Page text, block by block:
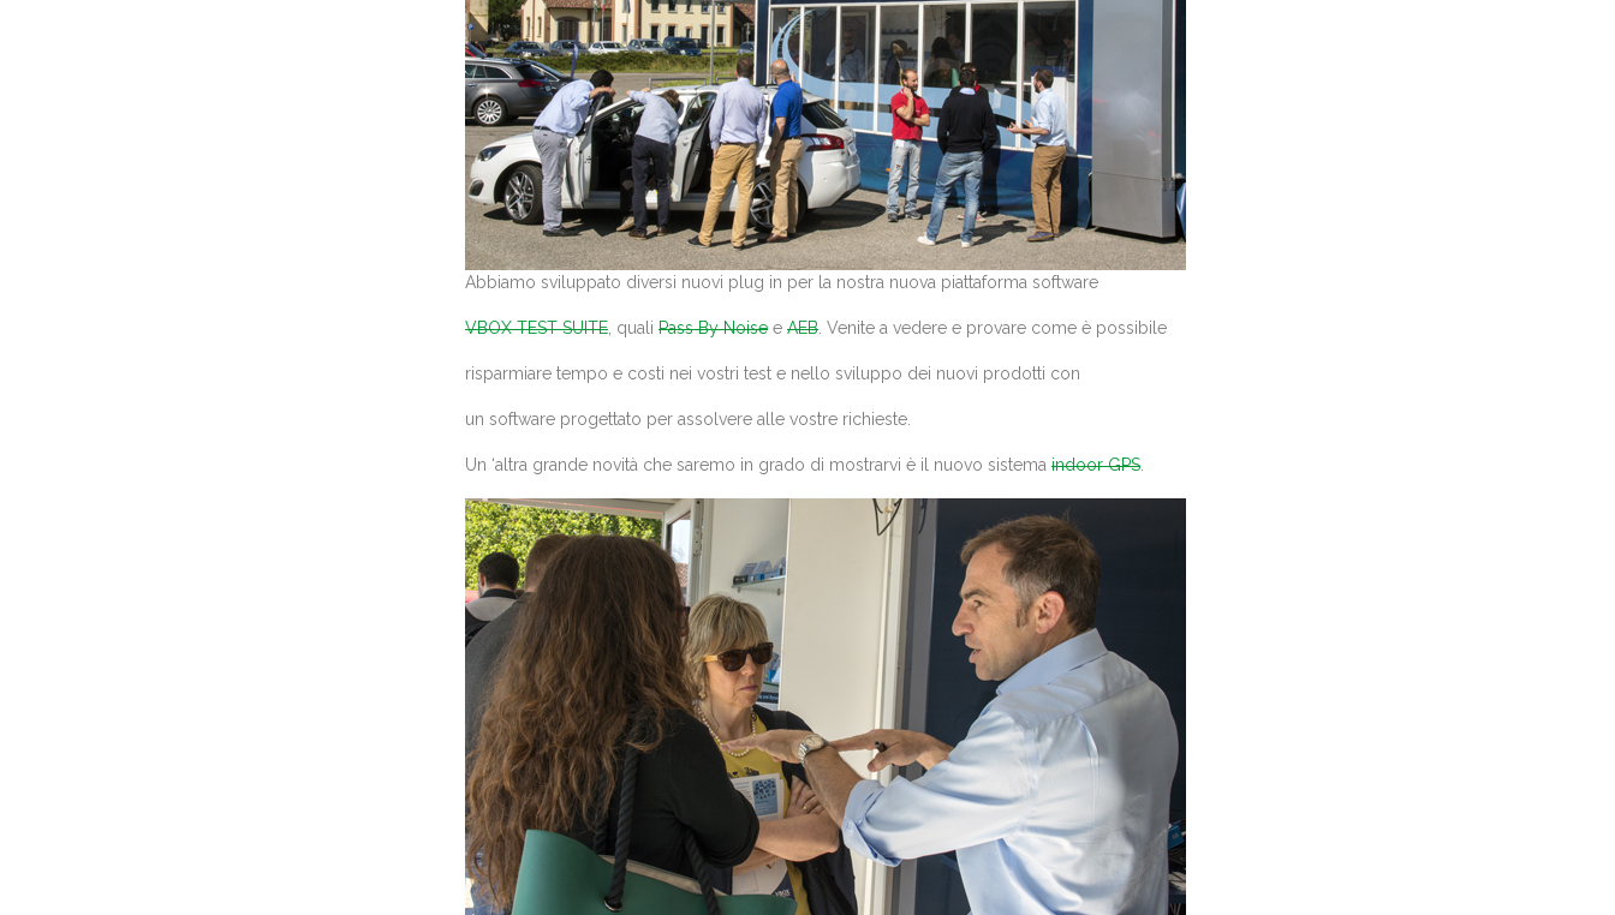
Abbiamo sviluppato diversi nuovi plug in per la nostra nuova piattaforma software
VBOX TEST SUITE , quali Pass By Noise e AEB . Venite a vedere e provare come è possibile
risparmiare tempo e costi nei vostri test e nello sviluppo dei nuovi prodotti con
un software progettato per assolvere alle vostre richieste.
Un ‘altra grande novità che saremo in grado di mostrarvi è il nuovo sistema indoor GPS